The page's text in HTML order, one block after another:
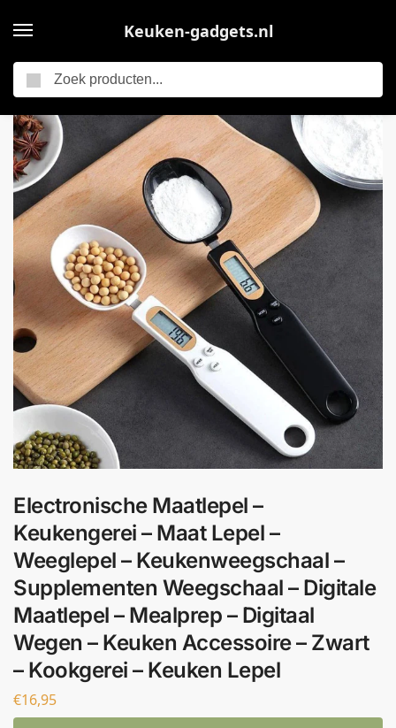
Keuken-gadgets.nl
Electronische Maatlepel – Keukengerei – Maat Lepel – Weeglepel – Keukenweegschaal – Supplementen Weegschaal – Digitale Maatlepel – Mealprep – Digitaal Wegen – Keuken Accessoire – Zwart – Kookgerei – Keuken Lepel
Electronische Maatlepel –
Keukengerei – Maat Lepel –
Weeglepel – Keukenweegschaal –
Supplementen Weegschaal – Digitale
Maatlepel – Mealprep – Digitaal
Wegen – Keuken Accessoire – Zwart
– Kookgerei – Keuken Lepel
€16,95